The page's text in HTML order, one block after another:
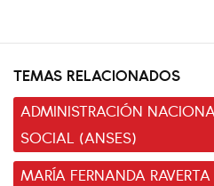
TEMAS RELACIONADOS
ADMINISTRACIÓN
SOCIAL (ANSES)
MARÍA FERNANDA RAVERTA